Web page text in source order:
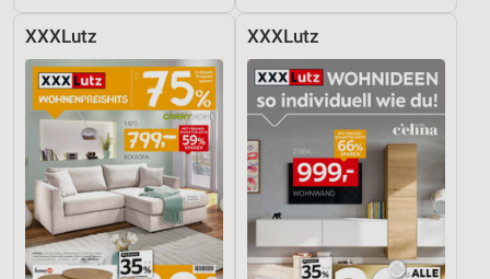
XXXLutz XXXLutz